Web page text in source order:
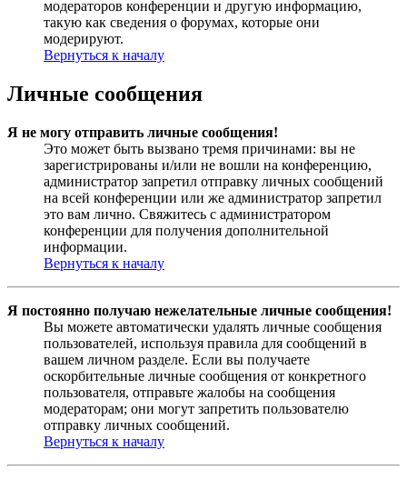
модераторов конференции и другую информацию,
такую как сведения о форумах, которые они
модерируют.
Вернуться к началу
Личные сообщения
Я не могу отправить личные сообщения!
Это может быть вызвано тремя причинами: вы не
зарегистрированы и/или не вошли на конференцию,
администратор запретил отправку личных сообщений
на всей конференции или же администратор запретил
это вам лично. Свяжитесь с администратором
конференции для получения дополнительной
информации.
Вернуться к началу
Я постоянно получаю нежелательные личные сообщения!
Вы можете автоматически удалять личные сообщения
пользователей, используя правила для сообщений в
вашем личном разделе. Если вы получаете
оскорбительные личные сообщения от конкретного
пользователя, отправьте жалобы на сообщения
модераторам; они могут запретить пользователю
отправку личных сообщений.
Вернуться к началу